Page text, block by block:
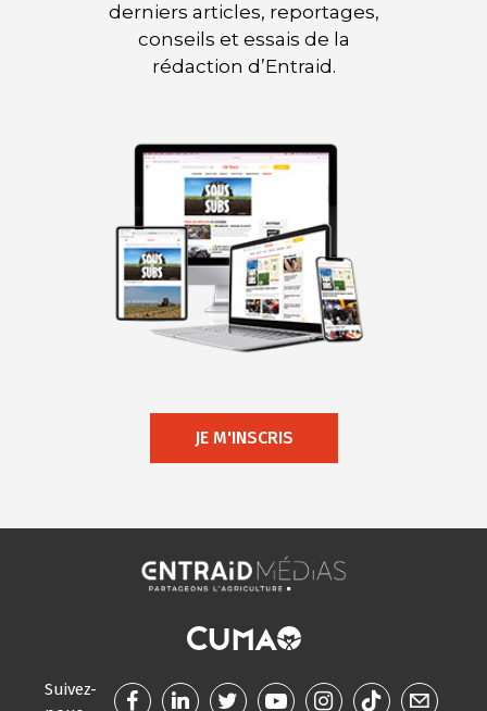
derniers articles, reportages,
conseils et essais de la
rédaction d’Entraid.
JE M'INSCRIS
Suivez-